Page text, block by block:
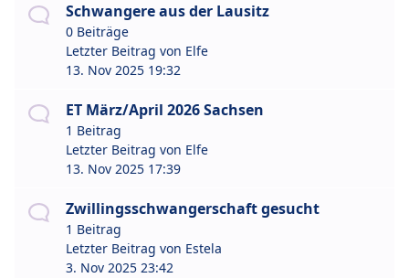
Schwangere aus der Lausitz
0 Beiträge
Letzter Beitrag von Elfe
13. Nov 2025 19:32
ET März/April 2026 Sachsen
1 Beitrag
Letzter Beitrag von Elfe
13. Nov 2025 17:39
Zwillingsschwangerschaft gesucht
1 Beitrag
Letzter Beitrag von Estela
3. Nov 2025 23:42